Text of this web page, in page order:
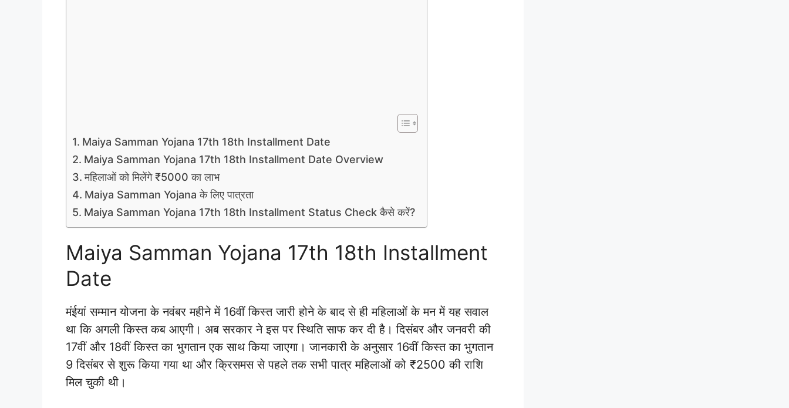
Maiya Samman Yojana 17th 18th Installment Date
Maiya Samman Yojana 17th 18th Installment Date Overview
महिलाओं को मिलेंगे ₹5000 का लाभ
Maiya Samman Yojana के लिए पात्रता
Maiya Samman Yojana 17th 18th Installment Status Check कैसे करें?
Maiya Samman Yojana 17th 18th Installment
Date
मंईयां सम्मान योजना के नवंबर महीने में 16वीं किस्त जारी होने के बाद से ही महिलाओं के मन में यह सवाल
था कि अगली किस्त कब आएगी। अब सरकार ने इस पर स्थिति साफ कर दी है। दिसंबर और जनवरी की
17वीं और 18वीं किस्त का भुगतान एक साथ किया जाएगा। जानकारी के अनुसार 16वीं किस्त का भुगतान
9 दिसंबर से शुरू किया गया था और क्रिसमस से पहले तक सभी पात्र महिलाओं को ₹2500 की राशि
मिल चुकी थी।